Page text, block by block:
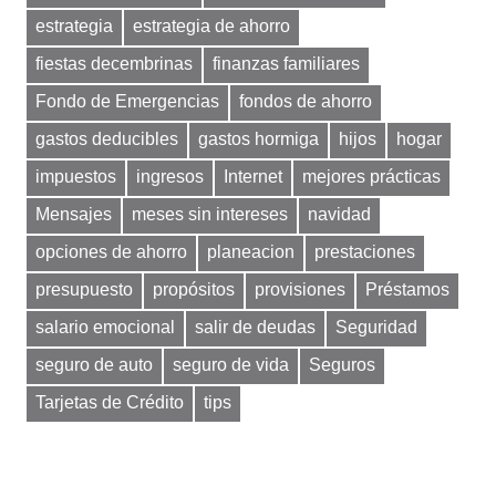
estrategia
estrategia de ahorro
fiestas decembrinas
finanzas familiares
Fondo de Emergencias
fondos de ahorro
gastos deducibles
gastos hormiga hijos
hogar
impuestos
ingresos Internet
mejores prácticas
Mensajes
meses sin intereses
navidad
opciones de ahorro
planeacion
prestaciones
presupuesto
propósitos provisiones
Préstamos
salario emocional
salir de deudas
Seguridad
seguro de auto
seguro de vida
Seguros
Tarjetas de Crédito
tips